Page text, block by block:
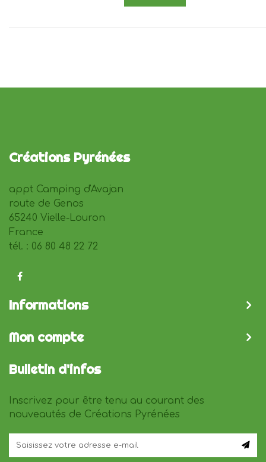
Créations Pyrénées
appt Camping d'Avajan
route de Genos
65240 Vielle-Louron
France
tél. : 06 80 48 22 72
Informations
Mon compte
Bulletin d'infos
Inscrivez pour être tenu au courant des
nouveautés de Créations Pyrénées